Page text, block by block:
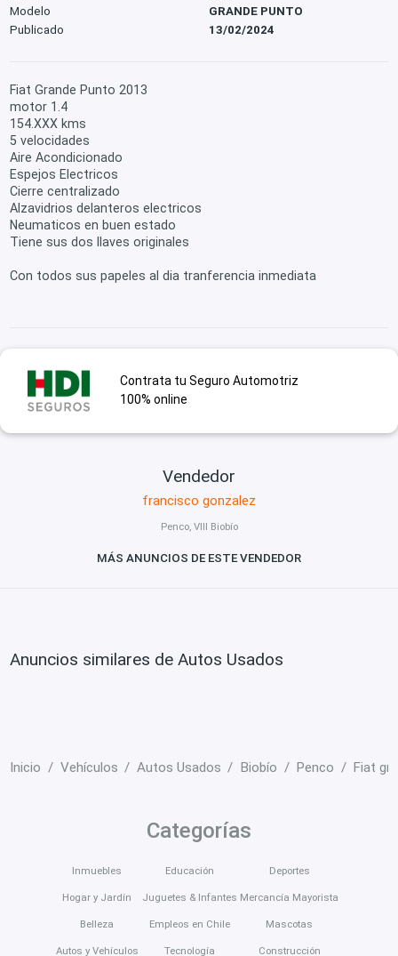
Modelo
GRANDE PUNTO
Publicado
13/02/2024
Fiat Grande Punto 2013
motor 1.4
154.XXX kms
5 velocidades
Aire Acondicionado
Espejos Electricos
Cierre centralizado
Alzavidrios delanteros electricos
Neumaticos en buen estado
Tiene sus dos llaves originales
Con todos sus papeles al dia tranferencia inmediata
Contrata tu Seguro Automotriz
100% online
Vendedor
francisco gonzalez
Penco, VIII Biobío
MÁS ANUNCIOS DE ESTE VENDEDOR
Anuncios similares de Autos Usados
Inicio Vehículos Autos Usados Biobío Penco Fiat
Categorías
Inmuebles
Hogar y Jardín
Belleza
Autos y Vehículos
Educación
Juguetes & Infantes
Empleos en Chile
Tecnología
Deportes
Mercancía Mayorista
Mascotas
Construcción